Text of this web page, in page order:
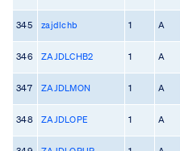
345 zajdlchb 1 A
346 ZAJDLCHB2 1 A
347 ZAJDLMON 1 A
348 ZAJDLOPE 1 A